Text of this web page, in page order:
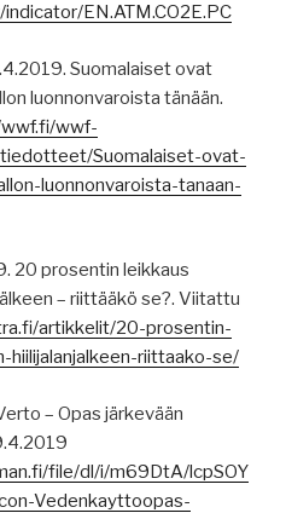
EN.ATM.CO2E.PC
Suomalaiset ovat
luonnonvaroista tänään.
wwf-
Suomalaiset-ovat-
luonnonvaroista-tanaan-
20 prosentin leikkaus
– riittääkö se?. Viitattu
artikkelit/20-prosentin-
hiilijalanjalkeen-riittaako-se/
– Opas järkevään
file/dl/i/m69DtA/lcpSOY
Vedenkayttoopas-